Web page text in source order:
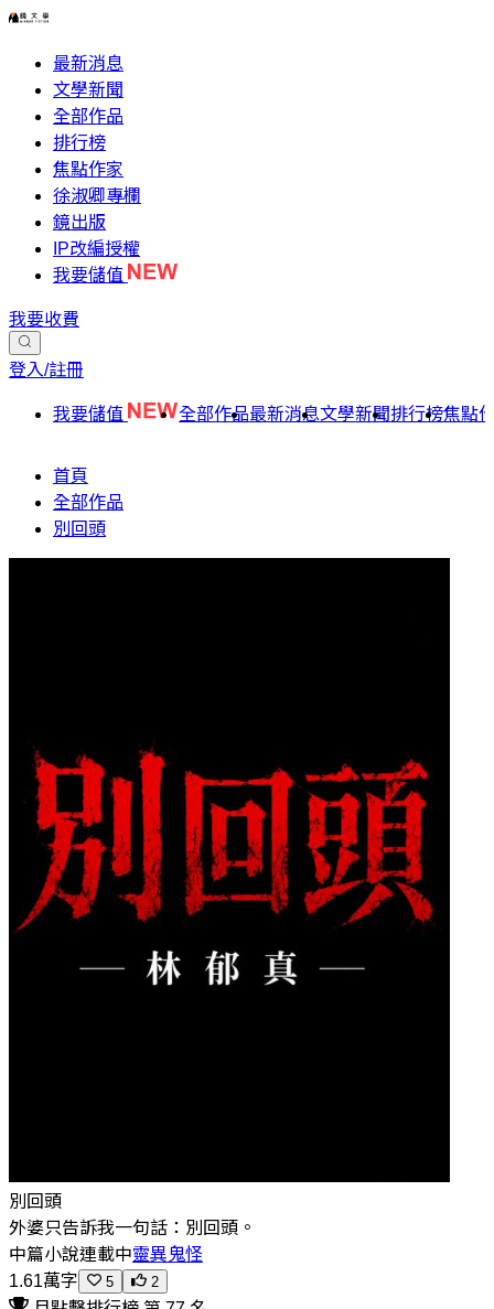
最新消息
文學新聞
全部作品
排行榜
焦點作家
徐淑卿專欄
鏡出版
IP改編授權
我要儲值
我要收費
登入/註冊
我要儲值 全部作品最新消息文學新聞排行榜焦點
首頁
全部作品
別回頭
別回頭
外婆只告訴我一句話：別回頭。
中篇小說連載中靈異鬼怪
1.61萬字
5 2